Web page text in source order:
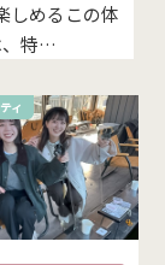
しめるこの体
、特…
ィ